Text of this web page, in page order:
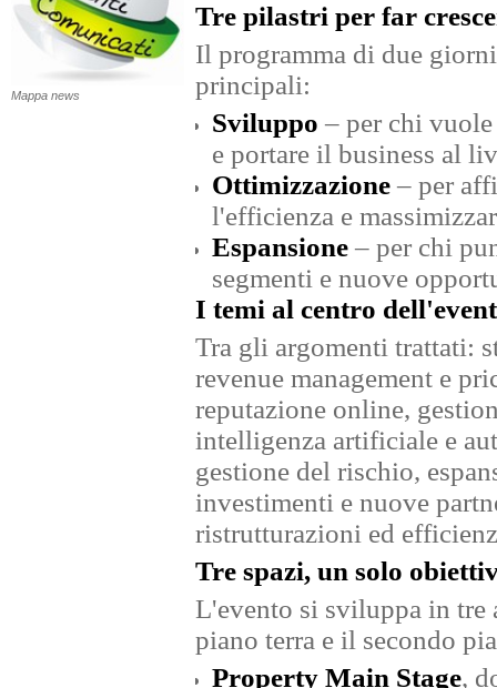
Mappa news
Tre pilastri per far
Il programma di due
principali:
Sviluppo – per chi
e portare il business al
Ottimizzazione– per
l'efficienza e
Espansione– per chi
segmenti e nuove
I temi al centro
Tra gli argomenti trattati:
revenue management e
reputazione online,
intelligenza artificiale e
gestione del rischio,
investimenti e nuove
ristrutturazioni ed
Tre spazi, un solo
L'evento si sviluppa in tre
piano terra e il secondo
Property Main Stage,